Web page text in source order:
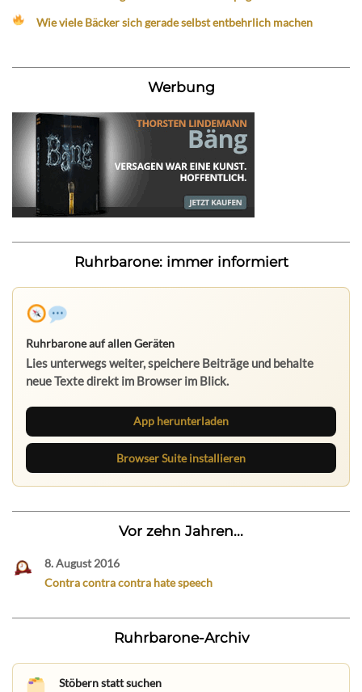
Wie viele Bäcker sich gerade selbst entbehrlich machen
Werbung
Ruhrbarone: immer informiert
Ruhrbarone auf allen Geräten
Lies unterwegs weiter, speichere Beiträge und behalte
neue Texte direkt im Browser im Blick.
App herunterladen
Browser Suite installieren
Vor zehn Jahren...
8. August 2016
Contra contra contra hate speech
Ruhrbarone-Archiv
Stöbern statt suchen